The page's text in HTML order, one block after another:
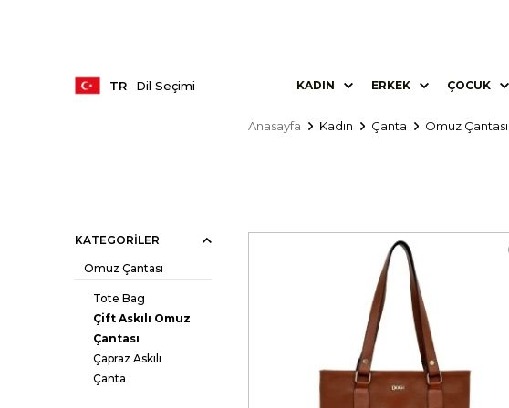
TR Dil Seçimi KADIN ERKEK ÇOCUK
KATEGORILER
Omuz Çantası
Tote Bag
Çift Askılı Omuz
Çantası
Çapraz Askılı
Çanta
Anasayfa Kadın Çanta Omuz Çantası